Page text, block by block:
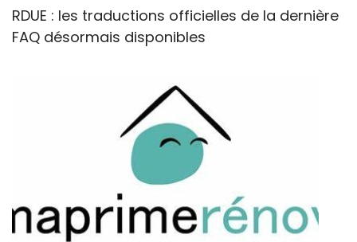
RDUE : les traductions officielles de la dernière
FAQ désormais disponibles